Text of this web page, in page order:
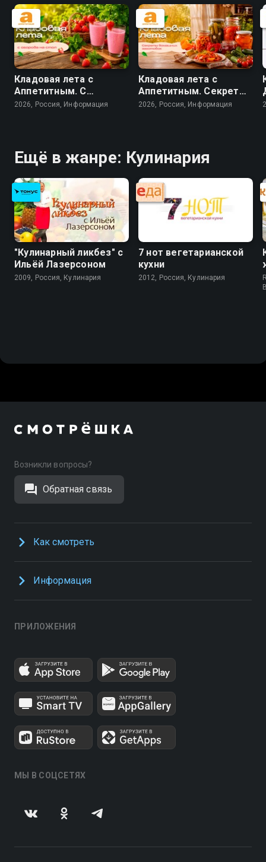
Кладовая лета с
Аппетитным. С
огорода - на стол
2026, Россия, Информация
Кладовая лета с
Аппетитным. Секреты
домашних заготовок
2026, Россия, Информация
Ещё в жанре: Кулинария
"Кулинарный ликбез" с
Ильёй Лазерсоном
2009, Россия, Кулинария
7 нот вегетарианской
кухни
2012, Россия, Кулинария
Возникли вопросы?
Обратная связь
Как смотреть
Информация
ПРИЛОЖЕНИЯ
МЫ В СОЦСЕТЯХ